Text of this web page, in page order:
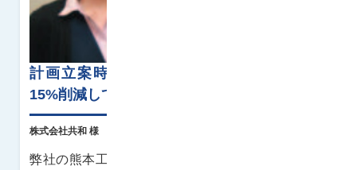
計画立案時間を83%削減。段取り替えも約
15%削減して生産性を向上
株式会社共和 様
弊社の熊本工場では約200種類の品目があり、これ